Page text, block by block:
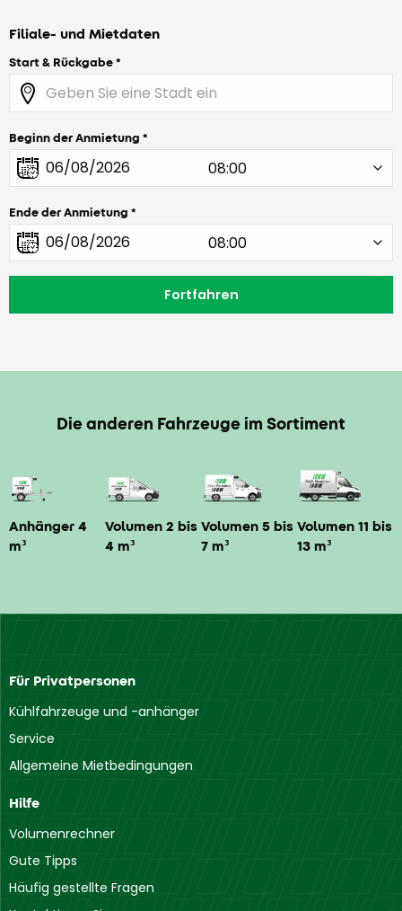
Filiale- und Mietdaten
Start & Rückgabe
Beginn der Anmietung
Ende der Anmietung
Die anderen Fahrzeuge im Sortiment
Anhänger 4
m³
Volumen 2 bis
4 m³
Volumen 5 bis
7 m³
Volumen 11 bis
13 m³
Für Privatpersonen
Kühlfahrzeuge und -anhänger
Service
Allgemeine Mietbedingungen
Hilfe
Volumenrechner
Gute Tipps
Häufig gestellte Fragen